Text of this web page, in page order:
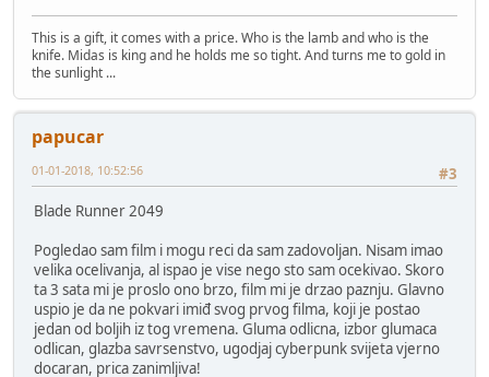
This is a gift, it comes with a price. Who is the lamb and who is the
knife. Midas is king and he holds me so tight. And turns me to gold in
the sunlight ...
papucar
#3
01-01-2018, 10:52:56
Blade Runner 2049
Pogledao sam film i mogu reci da sam zadovoljan. Nisam imao
velika ocelivanja, al ispao je vise nego sto sam ocekivao. Skoro
ta 3 sata mi je proslo ono brzo, film mi je drzao paznju. Glavno
uspio je da ne pokvari imiđ svog prvog filma, koji je postao
jedan od boljih iz tog vremena. Gluma odlicna, izbor glumaca
odlican, glazba savrsenstvo, ugodjaj cyberpunk svijeta vjerno
docaran, prica zanimljiva!